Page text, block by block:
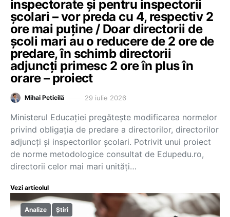
inspectorate și pentru inspectorii
școlari – vor preda cu 4, respectiv 2
ore mai puține / Doar directorii de
școli mari au o reducere de 2 ore de
predare, în schimb directorii
adjuncți primesc 2 ore în plus în
orare – proiect
Mihai Peticilă 29 iulie 2026
Ministerul Educației pregătește modificarea normelor
privind obligația de predare a directorilor, directorilor
adjuncți și inspectorilor școlari. Potrivit unui proiect
de norme metodologice consultat de Edupedu.ro,
directorii celor mai mari unități…
Vezi articolul
Analize Știri